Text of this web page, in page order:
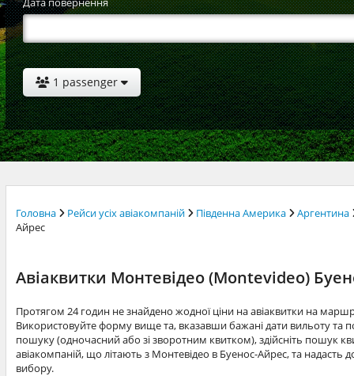
1 passenger
Головна Рейси усіх авіакомпаній Південна Америка
Аргентина
Айрес
Авіаквитки Монтевідео (Montevideo)
Протягом 24 годин не знайдено жодної ціни на авіаквитки на
Використовуйте форму вище та, вказавши бажані дати вильоту та
пошуку (одночасний або зі зворотним квитком), здійсніть пошук
авіакомпаній, що літають з Монтевідео в Буенос-Айрес, та надасть
вибору.